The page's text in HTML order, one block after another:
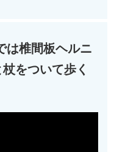
は椎間板ヘルニ
をついて歩く